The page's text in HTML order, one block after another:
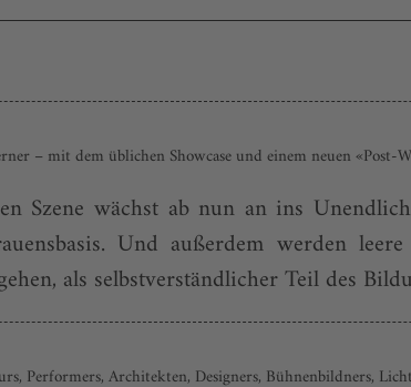
– mit dem üblichen Showcase und einem neuen «Post-
Szene wächst ab nun an ins
Und außerdem werden
als selbstverständlicher Teil des
Performers, Architekten, Designers, Bühnenbildners,